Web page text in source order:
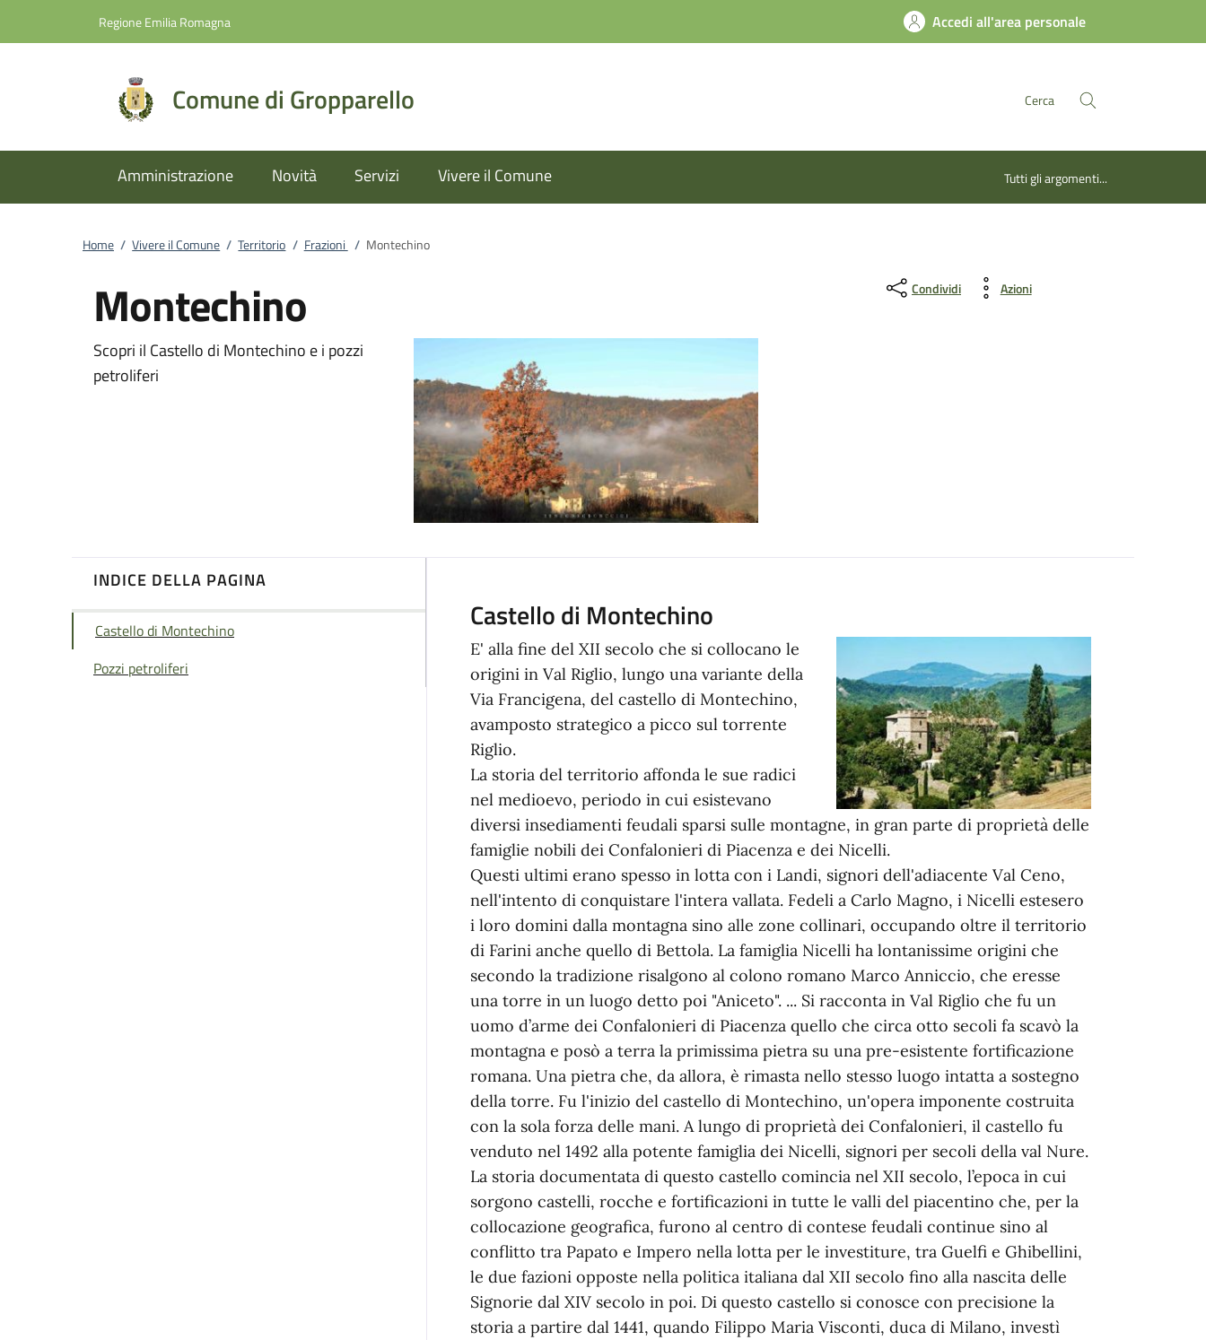
Regione Emilia Romagna Accedi all'area personale
Comune di Gropparello Cerca
Amministrazione Novità Servizi Vivere il Comune Tutti gli argomenti...
Home / Vivere il Comune / Territorio / Frazioni / Montechino
Montechino
Scopri il Castello di Montechino e i pozzi
petroliferi
Condividi Azioni
INDICE DELLA PAGINA
Castello di Montechino
Pozzi petroliferi
Castello di Montechino
E' alla fine del XII secolo che si collocano le
origini in Val Riglio, lungo una variante della
Via Francigena, del castello di Montechino,
avamposto strategico a picco sul torrente
Riglio.
La storia del territorio affonda le sue radici
nel medioevo, periodo in cui esistevano
diversi insediamenti feudali sparsi sulle montagne, in gran parte di proprietà delle
famiglie nobili dei Confalonieri di Piacenza e dei Nicelli.
Questi ultimi erano spesso in lotta con i Landi, signori dell'adiacente Val Ceno,
nell'intento di conquistare l'intera vallata. Fedeli a Carlo Magno, i Nicelli estesero
i loro domini dalla montagna sino alle zone collinari, occupando oltre il territorio
di Farini anche quello di Bettola. La famiglia Nicelli ha lontanissime origini che
secondo la tradizione risalgono al colono romano Marco Anniccio, che eresse
una torre in un luogo detto poi "Aniceto". ... Si racconta in Val Riglio che fu un
uomo d’arme dei Confalonieri di Piacenza quello che circa otto secoli fa scavò la
montagna e posò a terra la primissima pietra su una pre-esistente fortificazione
romana. Una pietra che, da allora, è rimasta nello stesso luogo intatta a sostegno
della torre. Fu l'inizio del castello di Montechino, un'opera imponente costruita
con la sola forza delle mani. A lungo di proprietà dei Confalonieri, il castello fu
venduto nel 1492 alla potente famiglia dei Nicelli, signori per secoli della val Nure.
La storia documentata di questo castello comincia nel XII secolo, l’epoca in cui
sorgono castelli, rocche e fortificazioni in tutte le valli del piacentino che, per la
collocazione geografica, furono al centro di contese feudali continue sino al
conflitto tra Papato e Impero nella lotta per le investiture, tra Guelfi e Ghibellini,
le due fazioni opposte nella politica italiana dal XII secolo fino alla nascita delle
Signorie dal XIV secolo in poi. Di questo castello si conosce con precisione la
storia a partire dal 1441, quando Filippo Maria Visconti, duca di Milano, investì